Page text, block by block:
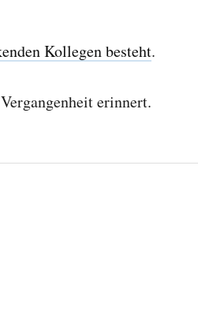
Kollegen besteht.
erinnert.